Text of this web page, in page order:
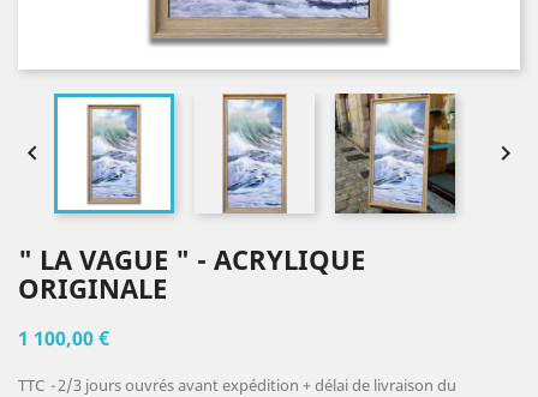
 
" LA VAGUE " - ACRYLIQUE
ORIGINALE
1 100,00 €
TTC
2/3 jours ouvrés avant expédition + délai de livraison du